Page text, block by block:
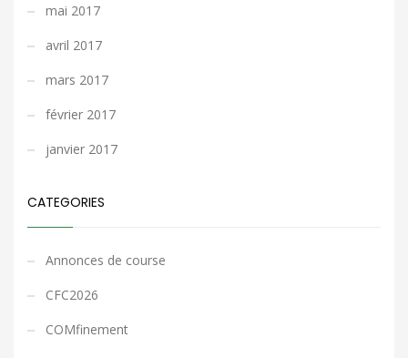
mai 2017
avril 2017
mars 2017
février 2017
janvier 2017
CATEGORIES
Annonces de course
CFC2026
COMfinement